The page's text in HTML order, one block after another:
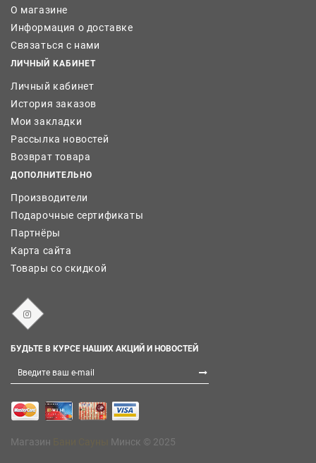
О магазине
Информация о доставке
Связаться с нами
ЛИЧНЫЙ КАБИНЕТ
Личный кабинет
История заказов
Мои закладки
Рассылка новостей
Возврат товара
ДОПОЛНИТЕЛЬНО
Производители
Подарочные сертификаты
Партнёры
Карта сайта
Товары со скидкой
БУДЬТЕ В КУРСЕ НАШИХ АКЦИЙ И НОВОСТЕЙ
Магазин Минск © 2025